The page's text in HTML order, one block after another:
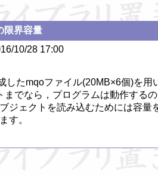
限界容量
10/28 17:00
したmqoファイル(20MB×6個)を
までなら，プログラムは動作する
ジェクトを読み込むためには容